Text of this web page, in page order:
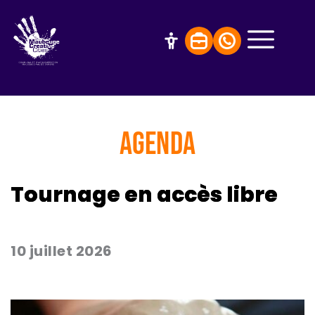
AGENDA
Tournage en accès libre
10 juillet 2026